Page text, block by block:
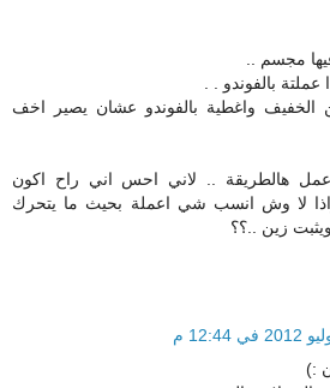
مجسم ..
بالفوندو . .
الخفيف واغطية بالفوندو عشان يصير اخف
هالطريقة .. لاني احس اني راح اكون
لا وش انسب شي اعملة بحيث ما يتحرك
زين ..؟؟
:)